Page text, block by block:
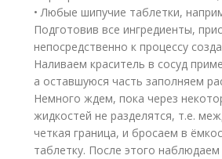
• Любые шипучие таблетки,
Подготовив все ингредиенты,
непосредственно к процессу
Наливаем краситель в сосуд
а оставшуюся часть заполняем
Немного ждем, пока через
жидкостей не разделятся, т.е.
четкая граница, и бросаем в
таблетку. После этого